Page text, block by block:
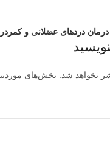
درمان دردهای عضلانی و
نخواهد شد. بخش‌های